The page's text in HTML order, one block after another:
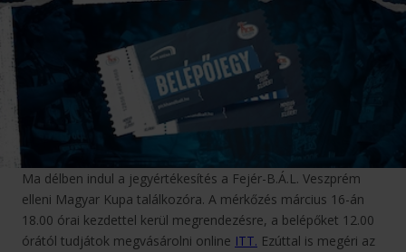
Ma délben indul a jegyértékesítés a Fejér-B.Á.L. Veszprém
elleni Magyar Kupa találkozóra. A mérkőzés március 16-án
18.00 órai kezdettel kerül megrendezésre, a belépőket 12.00
órától tudjátok megvásárolni online ITT. Ezúttal is megéri az